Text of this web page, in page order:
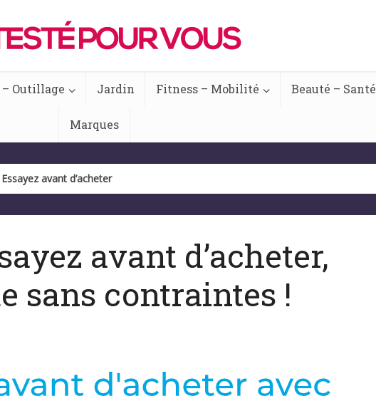
Outillage Jardin Fitness – Mobilité Beauté – Santé
Marques
avant d’acheter
avant d’acheter,
sans contraintes !